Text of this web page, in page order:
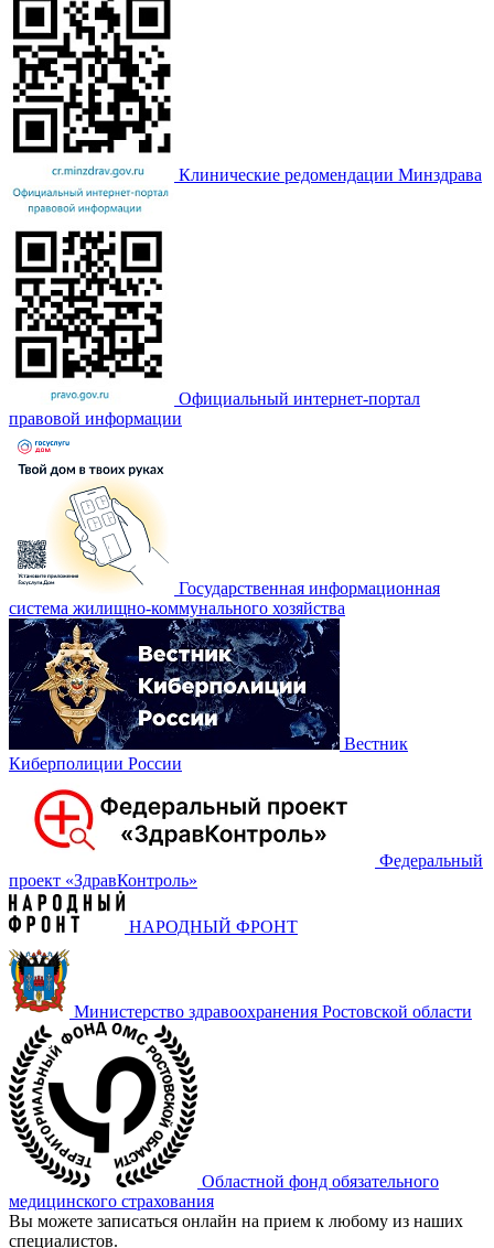
Клинические редомендации Минздрава
Официальный интернет-портал
правовой информации
Государственная информационная
система жилищно-коммунального хозяйства
Вестник
Киберполиции России
Федеральный
проект «‎ЗдравКонтроль»
НАРОДНЫЙ ФРОНТ
Министерство здравоохранения Ростовской области
Областной фонд обязательного
медицинского страхования
Вы можете записаться онлайн на прием к любому из наших
специалистов.